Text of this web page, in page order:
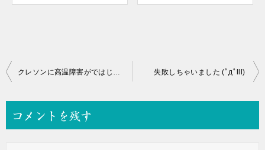
投
ビ
クレソンに高温障害がではじめています 失敗しちゃいました (ﾟдﾟlll)
コメントを残す